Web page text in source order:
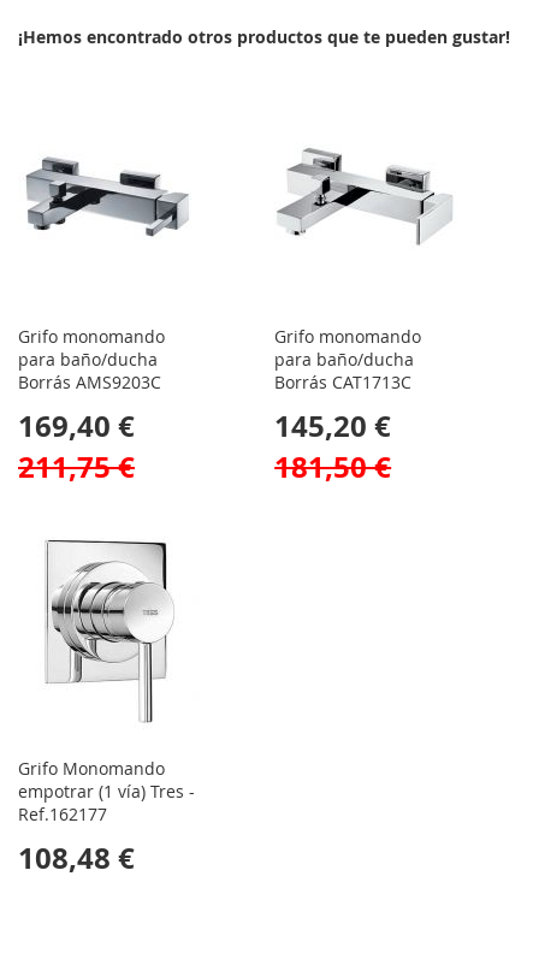
¡Hemos encontrado otros productos que te pueden gustar!
Grifo monomando
para baño/ducha
Borrás AMS9203C
169,40 €
211,75 €
Grifo monomando
para baño/ducha
Borrás CAT1713C
145,20 €
181,50 €
Grifo Monomando
empotrar (1 vía) Tres -
Ref.162177
108,48 €